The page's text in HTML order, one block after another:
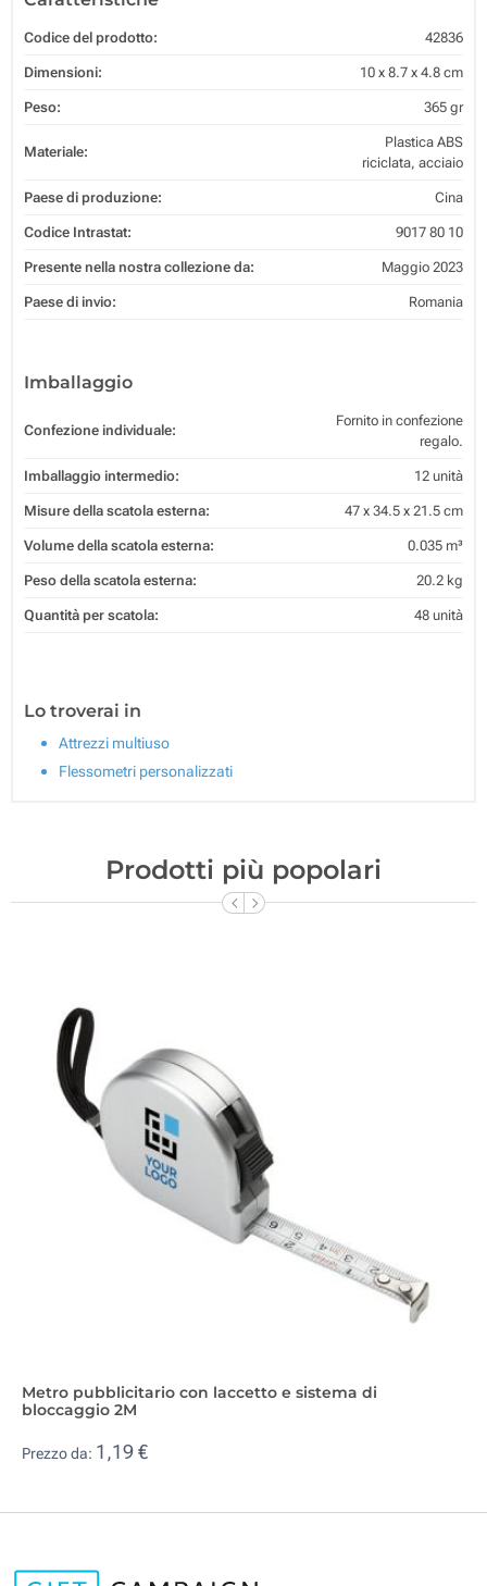
Codice del prodotto: 42836
Dimensioni: 10 x 8.7 x 4.8 cm
Peso: 365 gr
Materiale:
Plastica ABS
riciclata, acciaio
Paese di produzione: Cina
Codice Intrastat: 9017 80 10
Presente nella nostra collezione da: Maggio 2023
Paese di invio: Romania
Imballaggio
Confezione individuale:
Fornito in confezione
regalo.
Imballaggio intermedio: 12 unità
Misure della scatola esterna: 47 x 34.5 x 21.5 cm
Volume della scatola esterna: 0.035 m³
Peso della scatola esterna: 20.2 kg
Quantità per scatola: 48 unità
Lo troverai in
Attrezzi multiuso
Flessometri personalizzati
Prodotti più popolari
Metro pubblicitario con laccetto e sistema di
bloccaggio 2M
Prezzo da: 1,19 €